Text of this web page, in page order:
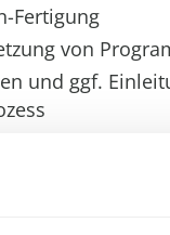
Fertigung
von
und ggf.